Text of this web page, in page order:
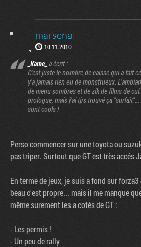
marsenal
10.11.2010
_Kame_ a écrit :
C'est juste le nombre de caisse qui a fait
y'a jamais rien eu de monstrueux.
de menu sombres et de zik de films de
prologue, mais j'ai tjrs trouvé ça
sont cools !
Perso commencer sur une toyota ou
pas triper. Surtout que GT est très accés
En terme de jeux, je suis a fond sur
beau c'est propre... mais il me manque
même surement les a cotés de GT :
- Les permis !
- Un peu de rally